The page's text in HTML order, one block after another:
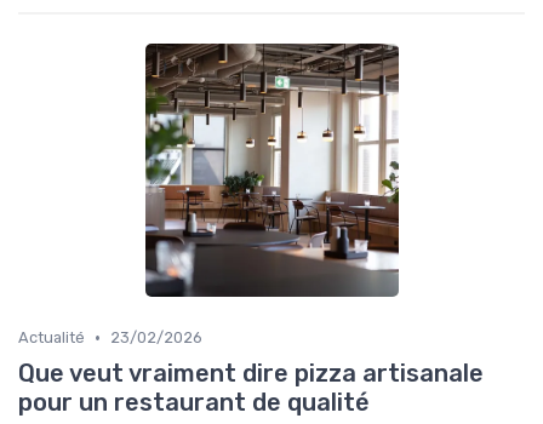
Actualité • 23/02/2026
Que veut vraiment dire pizza artisanale
pour un restaurant de qualité